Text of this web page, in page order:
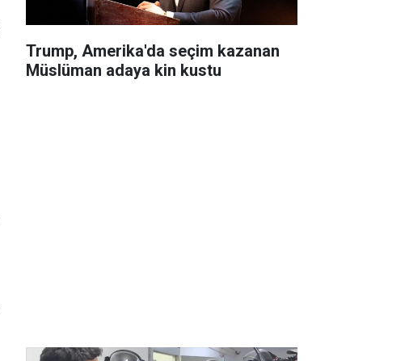
Trump, Amerika'da seçim kazanan
Müslüman adaya kin kustu